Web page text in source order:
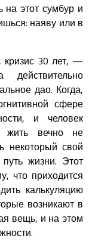
этот сумбур и
наяву или в
30 лет, —
дао. Когда,
сфере
и человек
жить вечно не
некоторый свой
жизни. Этот
что приходится
калькуляцию
возникают в
вещь, и на этом